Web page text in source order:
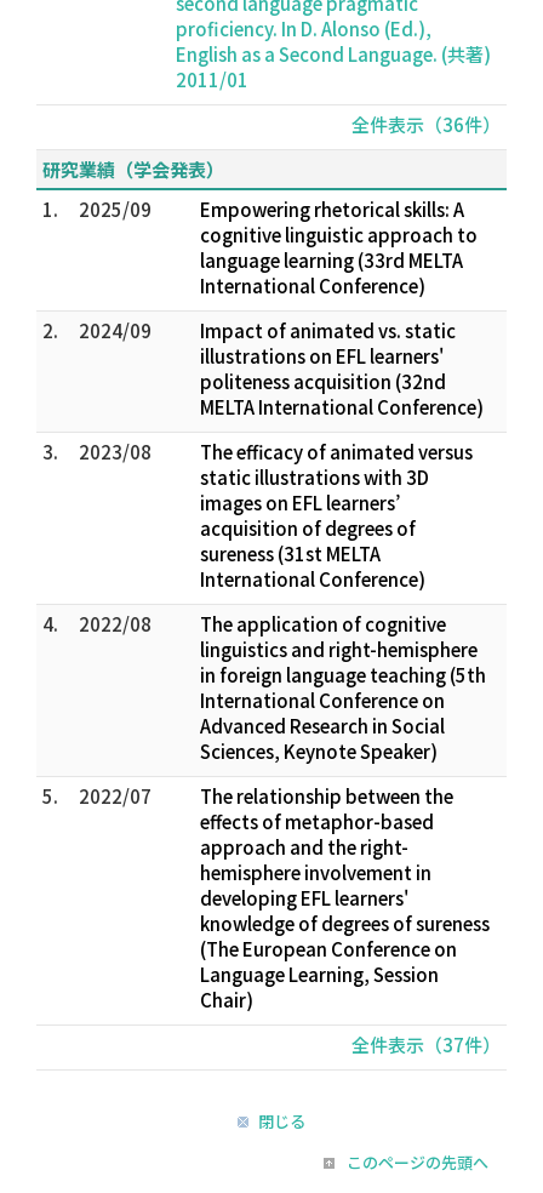
proficiency. In D. Alonso (Ed.),
English as a Second Language. (共著)
2011/01
全件表示（36件）
研究業績（学会発表）
1.
2025/09
Empowering rhetorical skills: A
cognitive linguistic approach to
language learning (33rd MELTA
International Conference)
2.
2024/09
Impact of animated vs. static
illustrations on EFL learners'
politeness acquisition (32nd
MELTA International Conference)
3.
2023/08
The efficacy of animated versus
static illustrations with 3D
images on EFL learners’
acquisition of degrees of
sureness (31st MELTA
International Conference)
4.
2022/08
The application of cognitive
linguistics and right-hemisphere
in foreign language teaching (5th
International Conference on
Advanced Research in Social
Sciences, Keynote Speaker)
5.
2022/07
The relationship between the
effects of metaphor-based
approach and the right-
hemisphere involvement in
developing EFL learners'
knowledge of degrees of sureness
(The European Conference on
Language Learning, Session
Chair)
全件表示（37件）
閉じる
このページの先頭へ